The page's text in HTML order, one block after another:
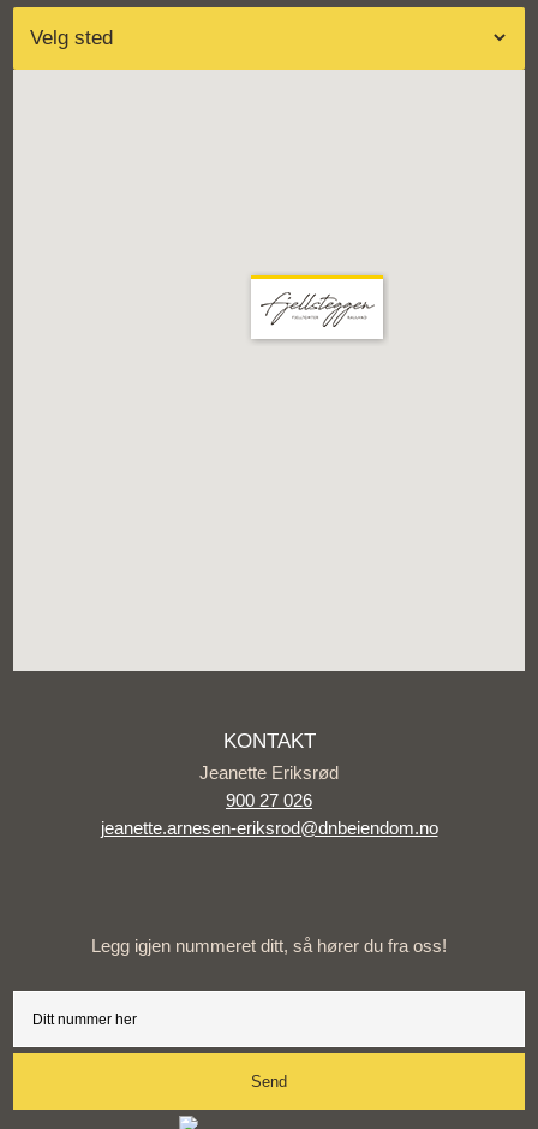
KONTAKT
Jeanette Eriksrød
900 27 026
jeanette.arnesen-eriksrod@dnbeiendom.no
Legg igjen nummeret ditt, så hører du fra oss!